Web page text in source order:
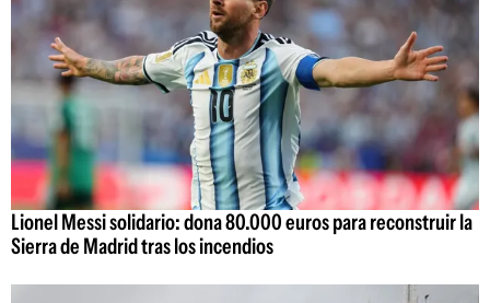
Lionel Messi solidario: dona 80.000 euros para reconstruir la
Sierra de Madrid tras los incendios